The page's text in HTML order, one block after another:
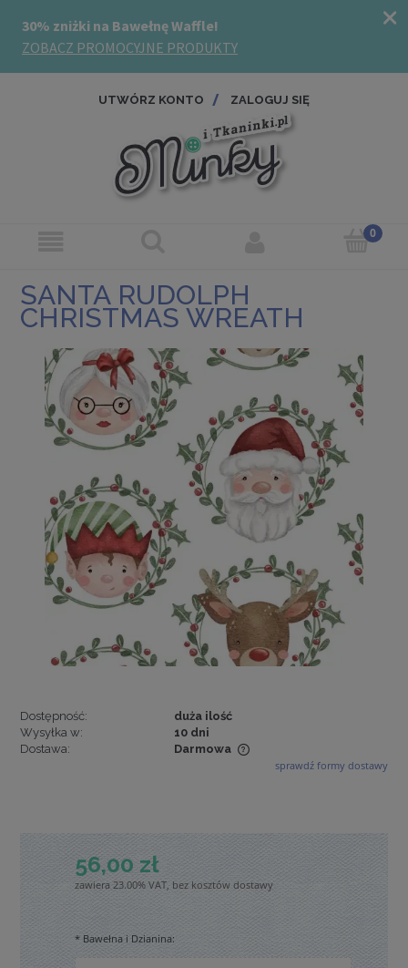
UTWÓRZ KONTO ZALOGUJ SIĘ
SANTA RUDOLPH
CHRISTMAS WREATH
Dostępność:
duża ilość
Wysyłka w:
10 dni
Dostawa:
Darmowa
Cena nie zawiera ewentualnych kosztów płatności
sprawdź formy dostawy
56,00 zł
zawiera 23.00% VAT, bez kosztów dostawy
* Bawełna i Dzianina: